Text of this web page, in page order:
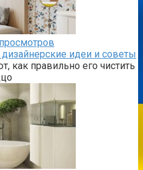
идеи и советы
как правильно его чистить